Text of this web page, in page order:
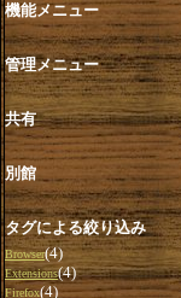
機能メニュー
管理メニュー
共有
別館
タグによる絞り込み
Browser(4)
Extensions(4)
Firefox(4)